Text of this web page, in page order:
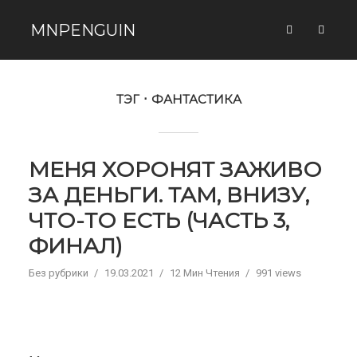
MNPENGUIN
ТЭГ ФАНТАСТИКА
МЕНЯ ХОРОНЯТ ЗАЖИВО
ЗА ДЕНЬГИ. ТАМ, ВНИЗУ,
ЧТО-ТО ЕСТЬ (ЧАСТЬ 3,
ФИНАЛ)
Без рубрики 19.03.2021 12 Мин Чтения 991 views